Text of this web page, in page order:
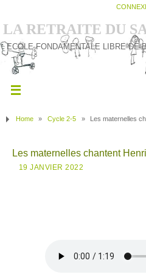
LA RETRAITE DU
ECOLE FONDAMENTALE LIBRE DE
Home » Cycle 2-5 » Les maternelles
Les maternelles chantent
19 JANVIER 2022